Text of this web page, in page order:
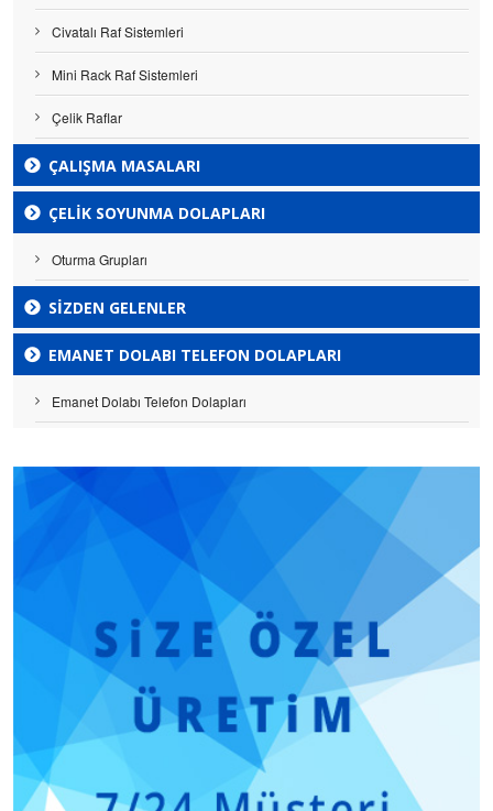
Civatalı Raf Sistemleri
Mini Rack Raf Sistemleri
Çelik Raflar
ÇALIŞMA MASALARI
ÇELIK SOYUNMA DOLAPLARI
Oturma Grupları
SİZDEN GELENLER
EMANET DOLABI TELEFON DOLAPLARI
Emanet Dolabı Telefon Dolapları